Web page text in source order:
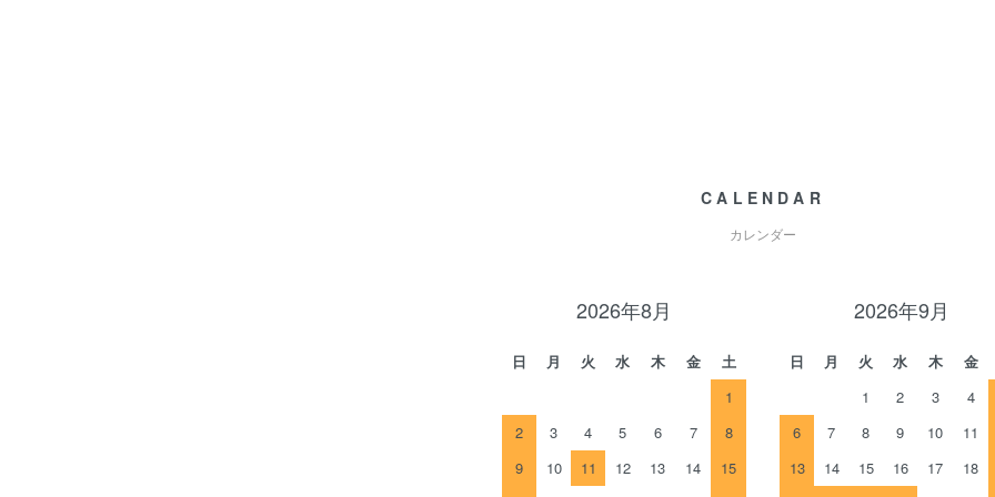
CALENDAR
カレンダー
2026年8月
日 月 火 水 木 金
土
1
2
3 4 5 6 7
8
9
10 11 12 13 14
15
2026年9月
日 月 火 水 木 金
1
2 3 4
6
7 8 9 10 11
13
14 15 16 17 18